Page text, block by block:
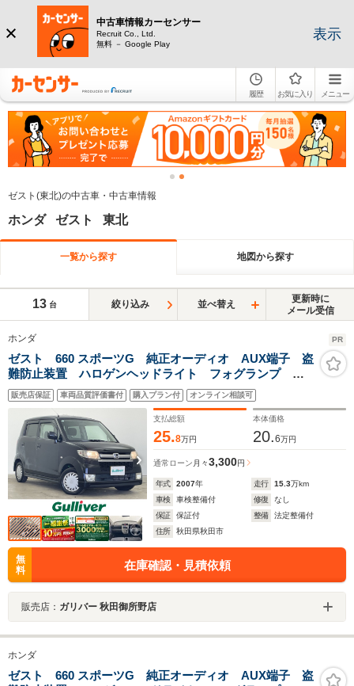
中古車情報カーセンサー
Recruit Co., Ltd.
無料 － Google Play
表示
履歴 お気に入り メニュー
ゼスト(東北)の中古車・中古車情報
ホンダ ゼスト 東北
一覧から探す 地図から探す
13 台 絞り込み 並べ替え
更新時に
メール受信
ホンダ PR
ゼスト 660 スポーツG 純正オーディオ AUX端子 盗
難防止装置 ハロゲンヘッドライト フォグランプ リ
モコンキー
販売店保証 車両品質評価書付 購入プラン付 オンライン相談可
支払総額
25.8万円
本体価格
20.6万円
通常ローン 月々3,300円
年式 2007年 走行 15.3万km
車検
車検整備付 修復
なし
保証
保証付 整備
法定整備付
住所
秋田県秋田市
無
料
在庫確認・見積依頼
販売店： ガリバー 秋田御所野店
ホンダ
ゼスト 660 スポーツG 純正オーディオ AUX端子 盗